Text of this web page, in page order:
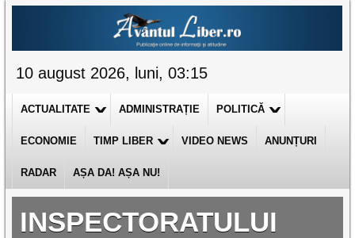
10 august 2026, luni, 03:15
ACTUALITATE ADMINISTRAȚIE POLITICĂ
ECONOMIE TIMP LIBER VIDEO NEWS ANUNȚURI
RADAR AȘA DA! AȘA NU!
INSPECTORATULUI